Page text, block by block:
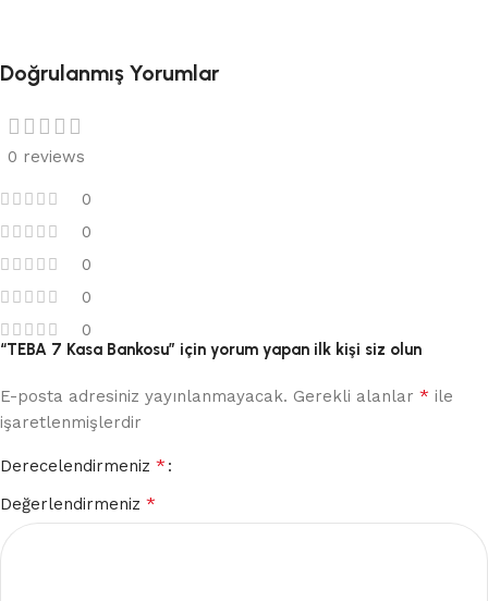
Doğrulanmış Yorumlar
0 reviews
0
0
0
0
0
“TEBA 7 Kasa Bankosu” için yorum yapan ilk kişi siz olun
E-posta adresiniz yayınlanmayacak. Gerekli alanlar * ile
işaretlenmişlerdir
Derecelendirmeniz *
Değerlendirmeniz *